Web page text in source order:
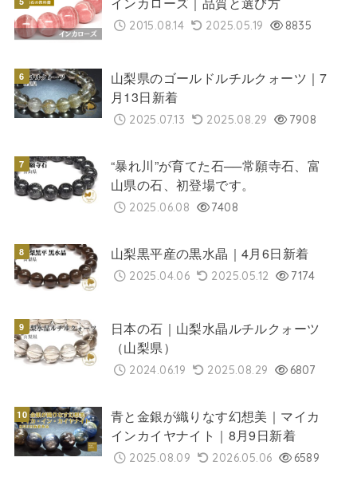
2015.08.14 2025.05.19 8835
山梨県のゴールドルチルクォーツ｜7
月13日新着
2025.07.13 2025.08.29 7908
“暴れ川”が育てた石──常願寺石、富
山県の石、初登場です。
2025.06.08 7408
山梨黒平産の黒水晶｜4月6日新着
2025.04.06 2025.05.12 7174
日本の石｜山梨水晶ルチルクォーツ
（山梨県）
2024.06.19 2025.08.29 6807
青と金銀が織りなす幻想美｜マイカ
インカイヤナイト｜8月9日新着
2025.08.09 2026.05.06 6589